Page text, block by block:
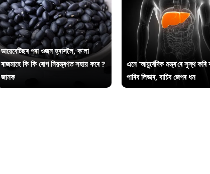
ডায়েবেটিছৰ পৰা ওজন হ্ৰাসলৈ, ক’লা
ৰাজমাহে কি কি ৰোগ নিয়ন্ত্ৰণত সহায় কৰে ?
জানক
এনে ‘আয়ুৰ্বেদিক মন্ত্ৰ’ৰে সুস্থ কৰি
পাৰিব লিভাৰ, বাচিব জেপৰ ধন